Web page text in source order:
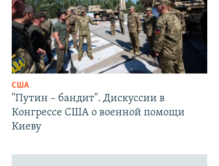
США
"Путин – бандит". Дискуссии в
Конгрессе США о военной помощи
Киеву